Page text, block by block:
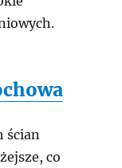
ścian
co